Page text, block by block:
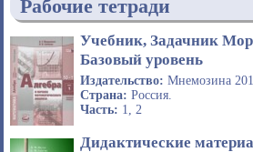
Рабочие тетради
Учебник, Задачник
Базовый уровень
Издательство: Мнемозина
Страна: Россия.
Часть: 1, 2
Дидактические